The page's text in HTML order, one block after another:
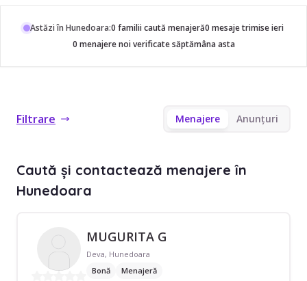
Astăzi în Hunedoara:0 familii caută menajeră0 mesaje trimise ieri
0 menajere noi verificate săptămâna asta
Filtrare Menajere Anunțuri
Caută și contactează menajere în
Hunedoara
MUGURITA G
Deva, Hunedoara
Bonă
Menajeră